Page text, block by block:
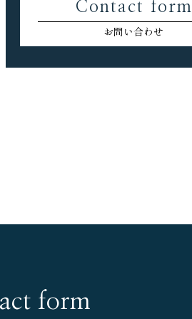
Contact form
お問い合わせ
form